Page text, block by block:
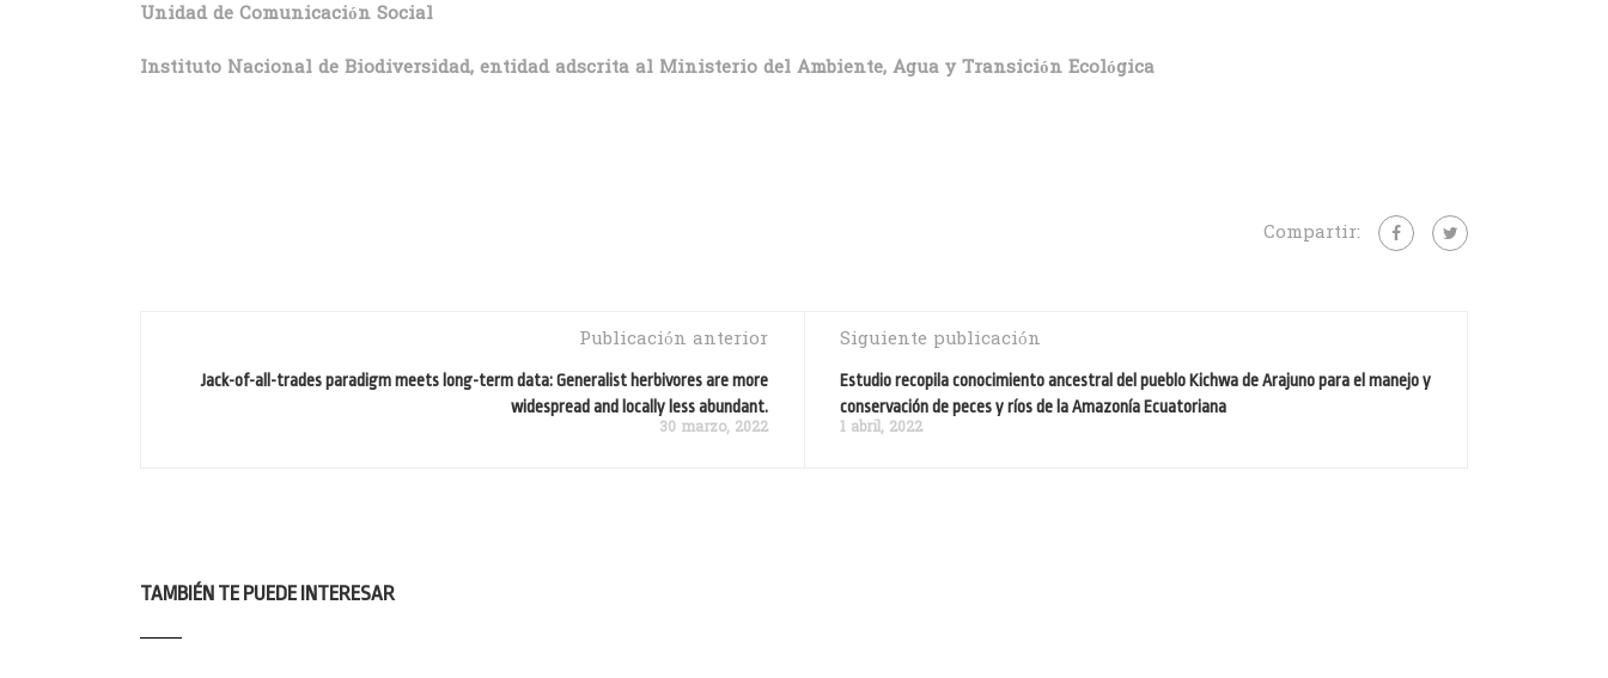
Unidad de Comunicación Social
Instituto Nacional de Biodiversidad, entidad adscrita al Ministerio del Ambiente, Agua y Transición Ecológica
Compartir:
Publicación anterior
Jack-of-all-trades paradigm meets long-term data: Generalist herbivores are more
widespread and locally less abundant.
30 marzo, 2022
Siguiente publicación
Estudio recopila conocimiento ancestral del pueblo Kichwa de Arajuno para el manejo y
conservación de peces y ríos de la Amazonía Ecuatoriana
1 abril, 2022
TAMBIÉN TE PUEDE INTERESAR